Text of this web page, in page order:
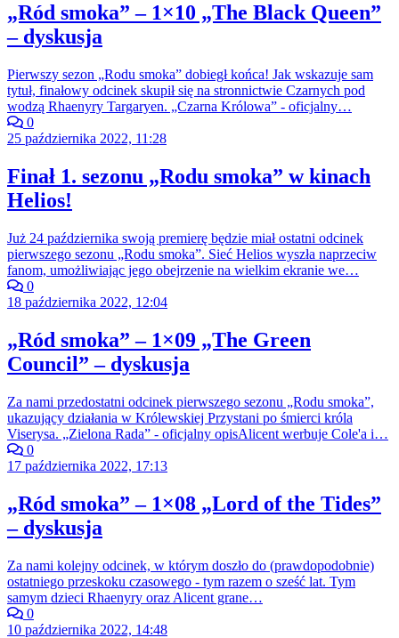
„Ród smoka” – 1×10 „The Black Queen”
– dyskusja
Pierwszy sezon „Rodu smoka” dobiegł końca! Jak wskazuje sam
tytuł, finałowy odcinek skupił się na stronnictwie Czarnych pod
wodzą Rhaenyry Targaryen. „Czarna Królowa” - oficjalny…
0
25 października 2022, 11:28
Finał 1. sezonu „Rodu smoka” w kinach
Helios!
Już 24 października swoją premierę będzie miał ostatni odcinek
pierwszego sezonu „Rodu smoka”. Sieć Helios wyszła naprzeciw
fanom, umożliwiając jego obejrzenie na wielkim ekranie we…
0
18 października 2022, 12:04
„Ród smoka” – 1×09 „The Green
Council” – dyskusja
Za nami przedostatni odcinek pierwszego sezonu „Rodu smoka”,
ukazujący działania w Królewskiej Przystani po śmierci króla
Viserysa. „Zielona Rada” - oficjalny opisAlicent werbuje Cole'a i…
0
17 października 2022, 17:13
„Ród smoka” – 1×08 „Lord of the Tides”
– dyskusja
Za nami kolejny odcinek, w którym doszło do (prawdopodobnie)
ostatniego przeskoku czasowego - tym razem o sześć lat. Tym
samym dzieci Rhaenyry oraz Alicent grane…
0
10 października 2022, 14:48